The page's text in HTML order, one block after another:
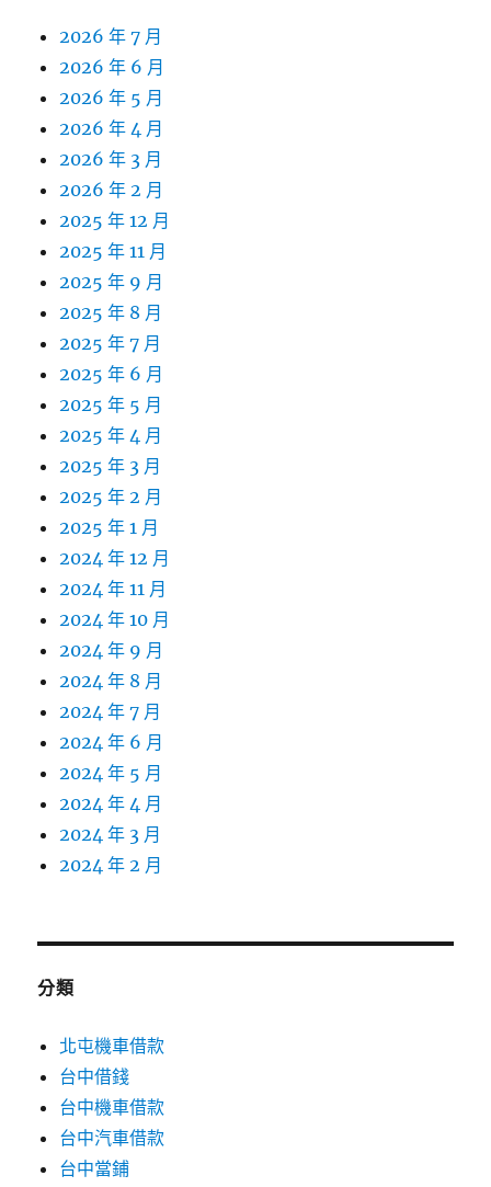
2026 年 7 月
2026 年 6 月
2026 年 5 月
2026 年 4 月
2026 年 3 月
2026 年 2 月
2025 年 12 月
2025 年 11 月
2025 年 9 月
2025 年 8 月
2025 年 7 月
2025 年 6 月
2025 年 5 月
2025 年 4 月
2025 年 3 月
2025 年 2 月
2025 年 1 月
2024 年 12 月
2024 年 11 月
2024 年 10 月
2024 年 9 月
2024 年 8 月
2024 年 7 月
2024 年 6 月
2024 年 5 月
2024 年 4 月
2024 年 3 月
2024 年 2 月
分類
北屯機車借款
台中借錢
台中機車借款
台中汽車借款
台中當鋪